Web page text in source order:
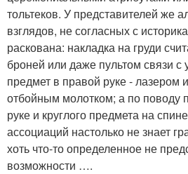
тольтеков. У представителей же
взглядов, не согласных с
раскована: накладка на груди
броней или даже пультом связи с
предмет в правой руке - лазером
отбойным молотком; а по поводу
руке и круглого предмета на
ассоциаций настолько не знает
хоть что-то определенное не
возможности ….